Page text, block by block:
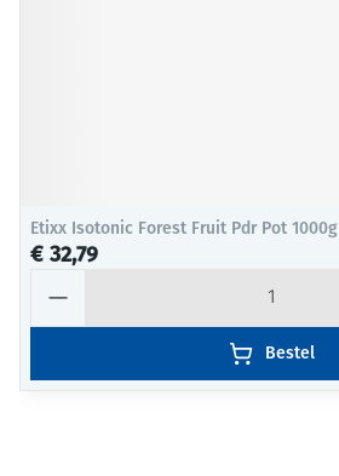
Etixx Isotonic Forest Fruit Pdr Pot 1000g
€ 32,79
Bestel